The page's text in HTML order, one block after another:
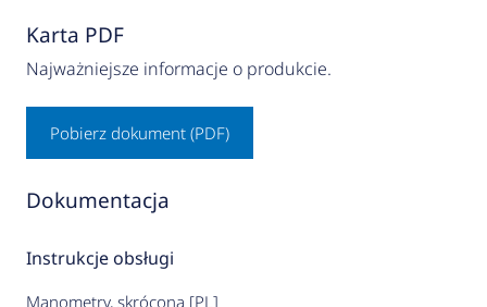
Karta PDF
Najważniejsze informacje o produkcie.
Pobierz dokument (PDF)
Dokumentacja
Instrukcje obsługi
Manometry, skrócona [PL]